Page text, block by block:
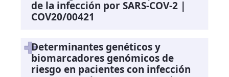
de la infección por SARS-COV-2 |
COV20/00421
Determinantes genéticos y
biomarcadores genómicos de
riesgo en pacientes con infección